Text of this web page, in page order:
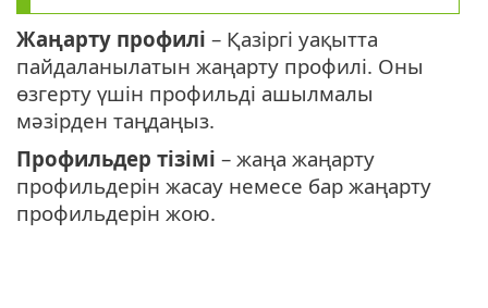
Жаңарту профилі – Қазіргі уақытта
пайдаланылатын жаңарту профилі. Оны
өзгерту үшін профильді ашылмалы
мәзірден таңдаңыз.
Профильдер тізімі – жаңа жаңарту
профильдерін жасау немесе бар жаңарту
профильдерін жою.